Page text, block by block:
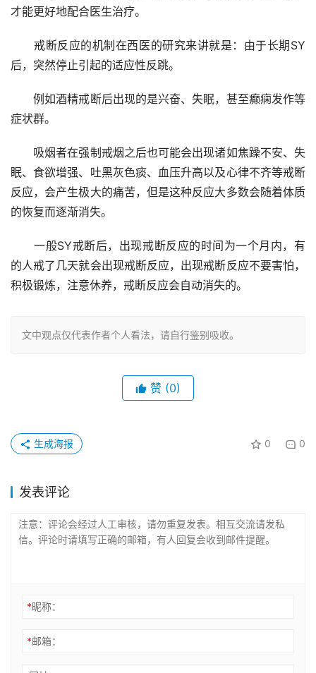
才能更好地配合医生治疗。
戒断反应的机制在西医的研究来讲就是：由于长期SY
后，突然停止引起的适应性反跳。
例如酒精戒断后出现的是兴奋、失眠，甚至癫痫发作等
症状群。
吸烟者在强制戒烟之后也可能会出现诸如焦躁不安、失
眠、食欲增强、吐黑灰色痰、血压升高以及心律不齐等戒断
反应，会产生极大的痛苦，但是这种反应大多数会随着体质
的恢复而逐渐消失。
一般SY戒断后，出现戒断反应的时间为一个月内，有
的人戒了几天就会出现戒断反应，出现戒断反应不要害怕，
积极锻炼，注意休养，戒断反应会自动消失的。
文中观点仅代表作者个人看法，请自行鉴别吸收。
赞 (0)
0 0
生成海报
发表评论
*昵称：
*邮箱：